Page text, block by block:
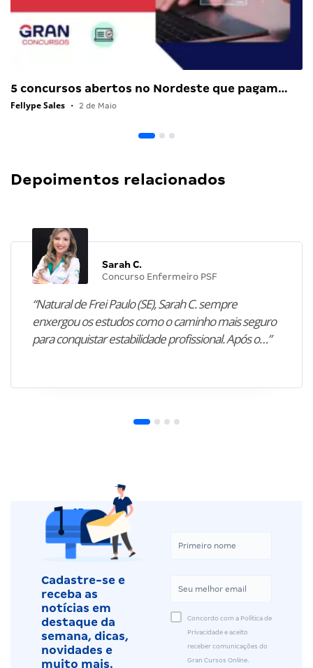
5 concursos abertos no Nordeste que pagam…
Fellype Sales • 2 de Maio
Depoimentos relacionados
Sarah C.
Concurso Enfermeiro PSF
“Natural de Frei Paulo (SE), Sarah C. sempre
enxergou os estudos como o caminho mais seguro
para conquistar estabilidade profissional. Após o…”
Cadastre-se e
receba as
notícias em
destaque da
semana, dicas,
novidades e
muito mais.
Concordo com a Política de
Privacidade e aceito
receber comunicações do
Gran Cursos Online.